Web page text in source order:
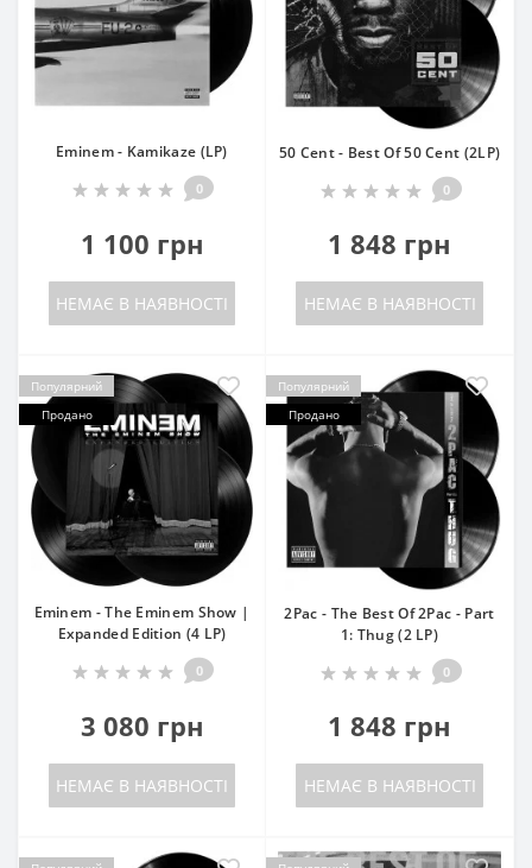
Eminem - Kamikaze (LP)
0
1 100 грн
НЕМАЄ В НАЯВНОСТІ
50 Cent - Best Of 50 Cent (2LP)
0
1 848 грн
НЕМАЄ В НАЯВНОСТІ
Популярний
Продано
Eminem - The Eminem Show |
Expanded Edition (4 LP)
0
3 080 грн
НЕМАЄ В НАЯВНОСТІ
Популярний
Продано
2Pac - The Best Of 2Pac - Part
1: Thug (2 LP)
0
1 848 грн
НЕМАЄ В НАЯВНОСТІ